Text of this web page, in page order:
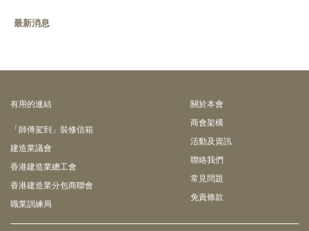
最新消息
有⽤的連結
「師傅駕到」裝修信箱
建造業議會
香港建造業總工會
香港建造業分包商聯會
職業訓練局
關於本會
商會架構
活動及資訊
聯絡我們
常見問題
免責條款